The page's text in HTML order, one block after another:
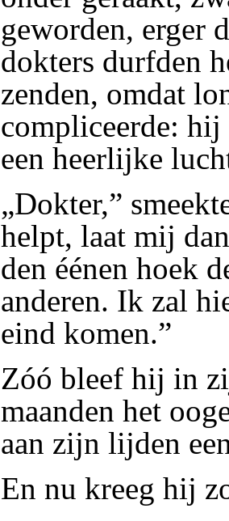
geworden, erger
dokters durfden
zenden, omdat
compliceerde:
een heerlijke
„Dokter,”
helpt, laat mij
den éénen hoek
anderen. Ik zal
eind komen.”
Zóó bleef hij in
maanden het
aan zijn lijden
En nu kreeg hij